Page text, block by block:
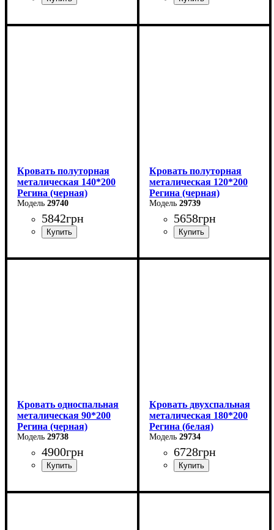
Ширина: 90 см
Ширина: 180 см
Кровать полуторная
металическая 140*200
Регина (черная)
29740
5842грн
Ширина: 140 см
Кровать полуторная
металическая 120*200
Регина (черная)
29739
5658грн
Ширина: 120 см
Кровать односпальная
металическая 90*200
Регина (черная)
29738
4900грн
Ширина: 90 см
Кровать двухспальная
металическая 180*200
Регина (белая)
29734
6728грн
Ширина: 180 см